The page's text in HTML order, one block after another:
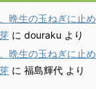
晩生の玉ねぎに止め
に douraku より
晩生の玉ねぎに止め
に 福島輝代 より